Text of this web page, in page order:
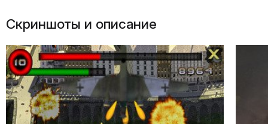
Скриншоты и описание